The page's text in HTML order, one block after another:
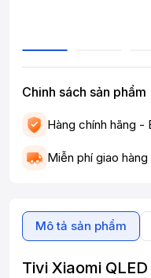
Chinh sách sản phẩm
Hàng chính hãng -
Miễn phí giao
Mô tả sản phẩm
Tivi Xiaomi